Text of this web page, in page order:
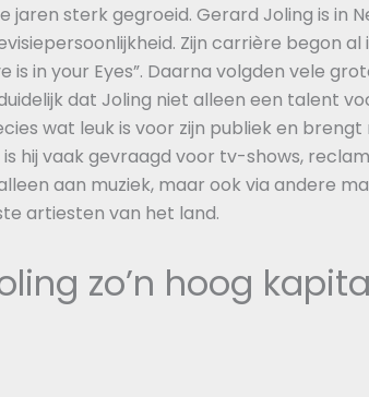
jaren sterk gegroeid. Gerard Joling is in
Zijn carrière begon
is in your Eyes”. Daarna volgden vele
dat Joling niet alleen een talent
wat leuk is voor zijn publiek en brengt
hij vaak gevraagd voor tv-shows,
aan muziek, maar ook via andere
artiesten van het land.
zo’n hoog